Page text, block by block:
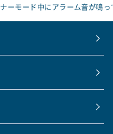
ーモード中にアラーム音が鳴